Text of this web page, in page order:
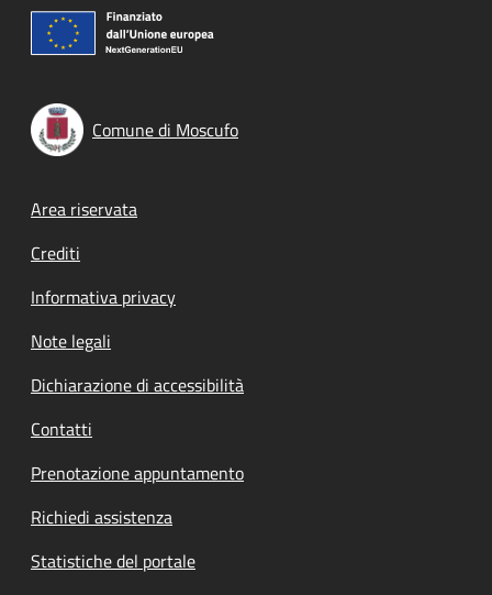
Comune di Moscufo
Footer menu
Area riservata
Crediti
Informativa privacy
Note legali
Dichiarazione di accessibilità
Contatti
Prenotazione appuntamento
Richiedi assistenza
Statistiche del portale